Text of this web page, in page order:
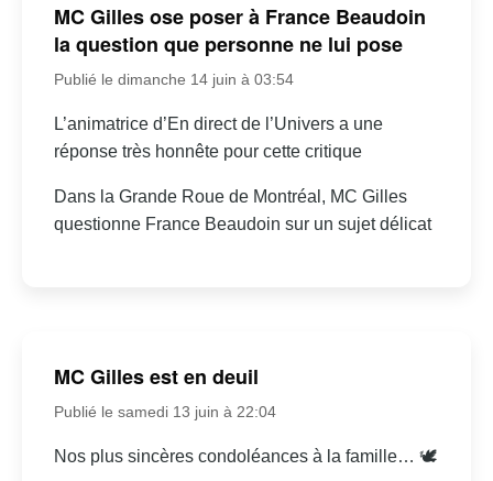
MC Gilles ose poser à France Beaudoin
la question que personne ne lui pose
Publié le dimanche 14 juin à 03:54
L’animatrice d’En direct de l’Univers a une
réponse très honnête pour cette critique
Dans la Grande Roue de Montréal, MC Gilles
questionne France Beaudoin sur un sujet délicat
MC Gilles est en deuil
Publié le samedi 13 juin à 22:04
Nos plus sincères condoléances à la famille… 🕊